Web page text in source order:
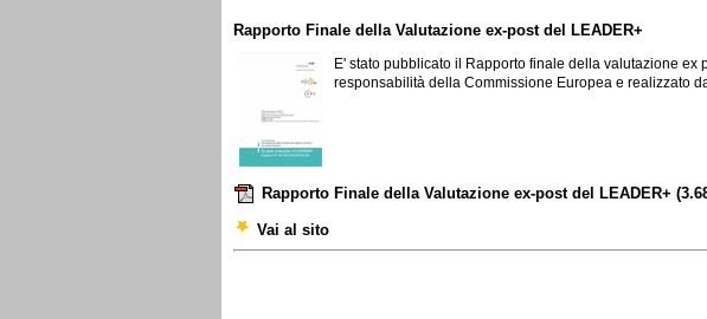
Rapporto Finale della Valutazione ex-post del LEADER+
E' stato pubblicato il Rapporto finale della valutazione
responsabilità della Commissione Europea e realizzato
Rapporto Finale della Valutazione ex-post del LEADER+
Vai al sito